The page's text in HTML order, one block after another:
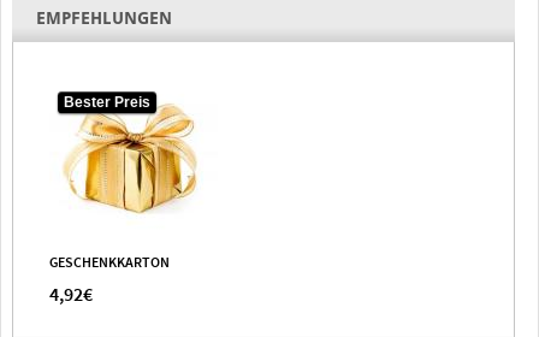
EMPFEHLUNGEN
Bester Preis
GESCHENKKARTON
4,92€